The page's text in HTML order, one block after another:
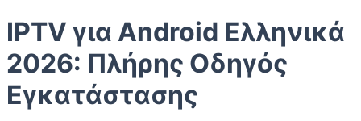
IPTV για Android Ελληνικά
2026: Πλήρης Οδηγός
Εγκατάστασης